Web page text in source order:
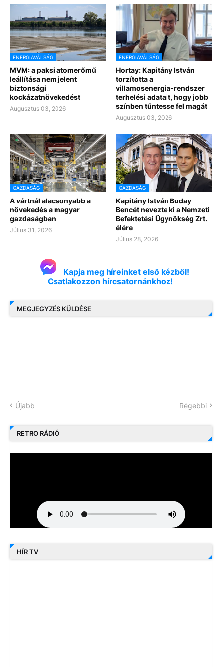
ENERGIAVÁLSÁG
MVM: a paksi atomerőmű
leállítása nem jelent
biztonsági
kockázatnövekedést
Augusztus 03, 2026
ENERGIAVÁLSÁG
Hortay: Kapitány István
torzította a
villamosenergia-rendszer
terhelési adatait, hogy jobb
színben tűntesse fel magát
Augusztus 03, 2026
GAZDASÁG
A vártnál alacsonyabb a
növekedés a magyar
gazdaságban
Július 31, 2026
GAZDASÁG
Kapitány István Buday
Bencét nevezte ki a Nemzeti
Befektetési Ügynökség Zrt.
élére
Július 28, 2026
Kapja meg híreinket első kézből!
Csatlakozzon hírcsatornánkhoz!
MEGJEGYZÉS KÜLDÉSE
Újabb Régebbi
RETRO RÁDIÓ
HÍR TV